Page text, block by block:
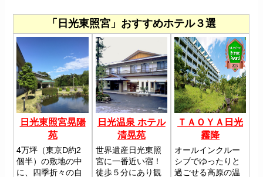
「日光東照宮」おすすめホテル３選
日光東照宮晃陽
苑
4万坪（東京D約2
個半）の敷地の中
に、四季折々の自
日光温泉 ホテル
清晃苑
世界遺産日光東照
宮に一番近い宿！
徒歩５分にあり観
ＴＡＯＹＡ日光
霧降
オールインクルー
シブでゆったりと
過ごせる高原の温